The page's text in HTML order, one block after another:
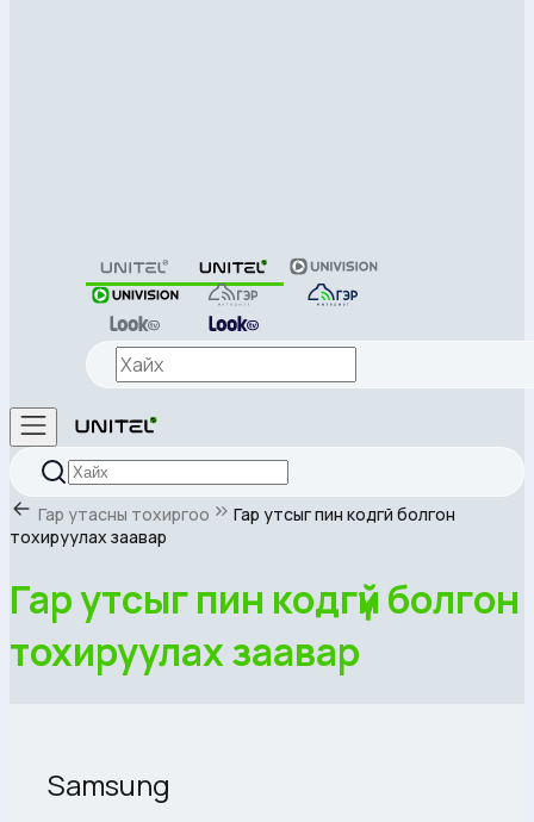
Гар утасны тохиргоо
Гар утсыг пин кодгүй болгон
тохируулах заавар
Гар утсыг пин кодгүй болгон
тохируулах заавар
Samsung